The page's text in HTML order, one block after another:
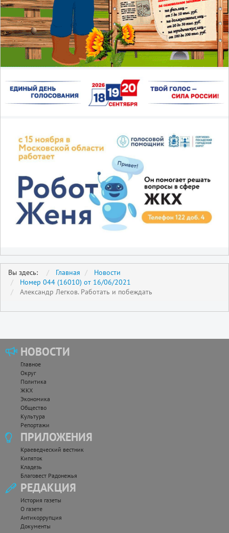
Вы здесь: Главная
Новости
Номер 044 (16010) от 16/06/2021
Александр Легков. Работать и побеждать
НОВОСТИ
Главное
Округ
Политика
ЖКХ
Экономика
Общество
Культура
Репортажи
ПРИЛОЖЕНИЯ
Краеведческий вестник
Кипяток
Кладезь
Благовест Радонежья
РЕДАКЦИЯ
История газеты
О газете
Антикоррупция
Документы